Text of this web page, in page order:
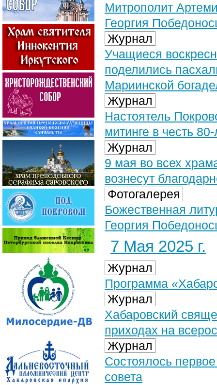
Митрополит
Георгия
Журнал
Учащиеся
поделились
Мариинской
Журнал
Настоятель
митинге в честь
Журнал
9 мая во всех
вознесут
Фотогалерея
Божественная
Георгия
7 Мая 2025 г.
Журнал
Программа
Журнал
Хабаровский
приходах на
Журнал
Состоялось
совета